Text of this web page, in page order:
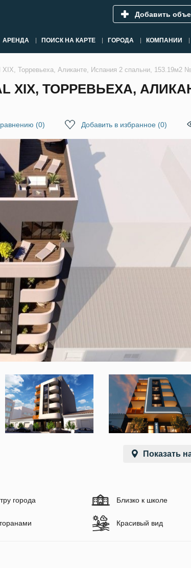
Добавить
АРЕНДА ПОИСК НА КАРТЕ ГОРОДА КОМПАНИИ
XIX, Торревьеха, Аликанте, Испания 2 спальни, 153.19м2
XIX, ТОРРЕВЬЕХА,
(0) Добавить в избранное (0)
Показать
города Близко к школе
Красивый вид